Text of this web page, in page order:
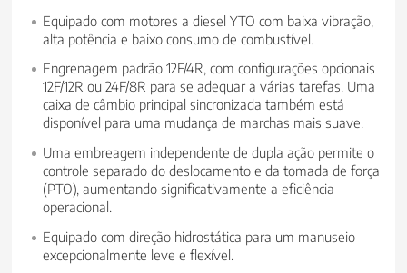
Equipado com motores a diesel YTO com baixa vibração,
alta potência e baixo consumo de combustível.
Engrenagem padrão 12F/4R, com configurações opcionais
12F/12R ou 24F/8R para se adequar a várias tarefas. Uma
caixa de câmbio principal sincronizada também está
disponível para uma mudança de marchas mais suave.
Uma embreagem independente de dupla ação permite o
controle separado do deslocamento e da tomada de força
(PTO), aumentando significativamente a eficiência
operacional.
Equipado com direção hidrostática para um manuseio
excepcionalmente leve e flexível.